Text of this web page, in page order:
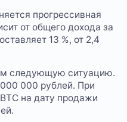
прогрессивная
от общего дохода за
13 %, от 2,4
следующую ситуацию.
000 рублей. При
на дату продажи